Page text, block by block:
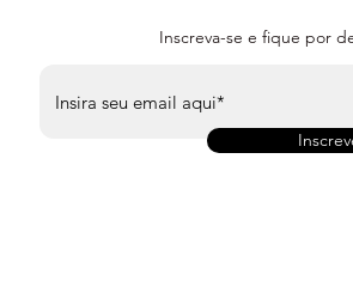
Inscreva-se e fique por